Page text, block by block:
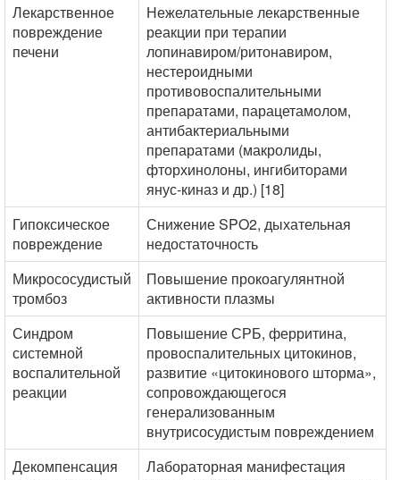
Лекарственное
повреждение
печени
Нежелательные лекарственные
реакции при терапии
лопинавиром/ритонавиром,
нестероидными
противовоспалительными
препаратами, парацетамолом,
антибактериальными
препаратами (макролиды,
фторхинолоны, ингибиторами
янус-киназ и др.) [18]
Гипоксическое
повреждение
Снижение SPO2, дыхательная
недостаточность
Микрососудистый
тромбоз
Повышение прокоагулянтной
активности плазмы
Синдром
системной
воспалительной
реакции
Повышение СРБ, ферритина,
провоспалительных цитокинов,
развитие «цитокинового шторма»,
сопровождающегося
генерализованным
внутрисосудистым повреждением
Декомпенсация
Лабораторная манифестация